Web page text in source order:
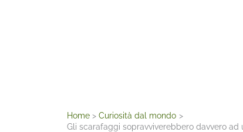
Home
Curiosità dal mondo
Gli scarafaggi sopravviverebbero davvero